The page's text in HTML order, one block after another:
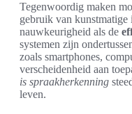
Tegenwoordig maken
gebruik van
nauwkeurigheid als de
systemen zijn
zoals smartphones,
verscheidenheid aan
is spraakherkenning
leven.